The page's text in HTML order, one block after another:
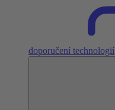
doporučení technologií